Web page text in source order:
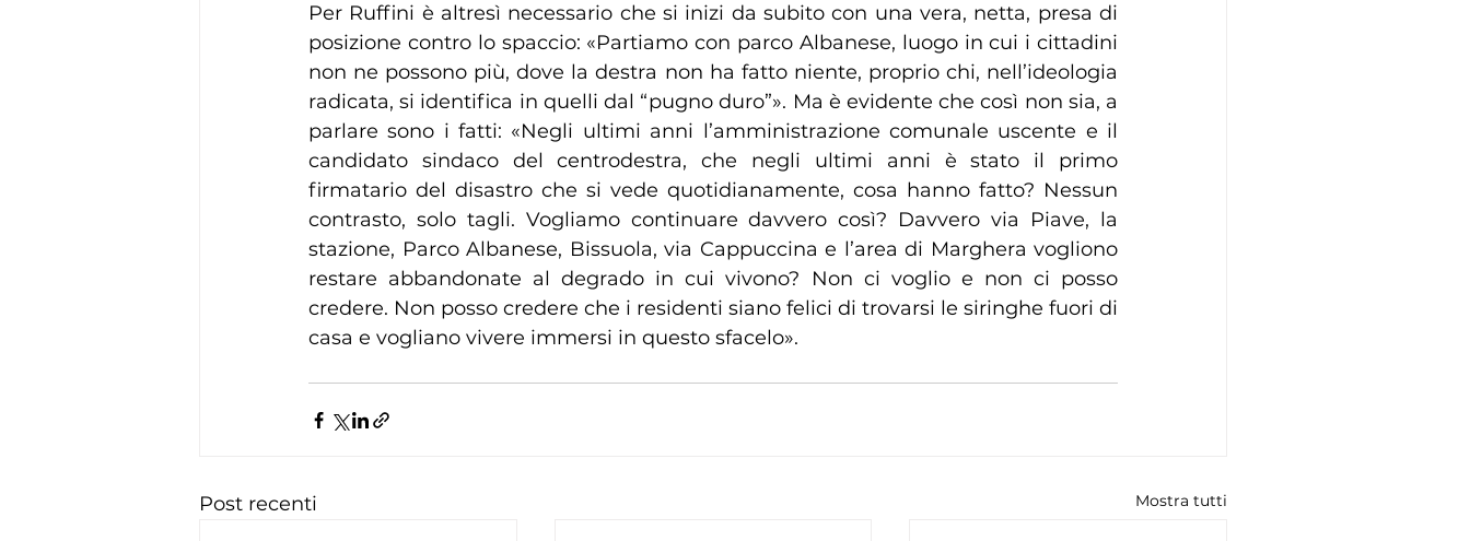
Per Ruffini è altresì necessario che si inizi da subito con una vera, netta, presa di
posizione contro lo spaccio: «Partiamo con parco Albanese, luogo in cui i cittadini
non ne possono più, dove la destra non ha fatto niente, proprio chi, nell’ideologia
radicata, si identifica in quelli dal “pugno duro”». Ma è evidente che così non sia, a
parlare sono i fatti: «Negli ultimi anni l’amministrazione comunale uscente e il
candidato sindaco del centrodestra, che negli ultimi anni è stato il primo
firmatario del disastro che si vede quotidianamente, cosa hanno fatto? Nessun
contrasto, solo tagli. Vogliamo continuare davvero così? Davvero via Piave, la
stazione, Parco Albanese, Bissuola, via Cappuccina e l’area di Marghera vogliono
restare abbandonate al degrado in cui vivono? Non ci voglio e non ci posso
credere. Non posso credere che i residenti siano felici di trovarsi le siringhe fuori di
casa e vogliano vivere immersi in questo sfacelo».
Post recenti Mostra tutti